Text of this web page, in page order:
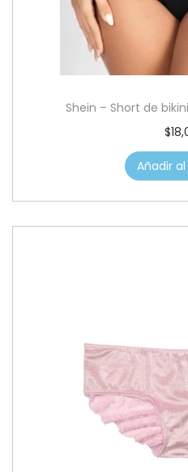
Shein – Short de
$
Añadir